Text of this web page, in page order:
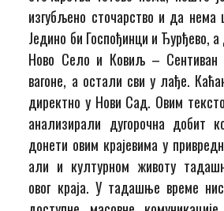
изгубљено сточарство и да
Једино би Госпођинци и Ђурђево,
Ново Село и Ковиљ – Сентиван
вагоне, а остали сви у лађе.
директно у Нови Сад. Овим
анализирали дугорочна добит
донети овим крајевима у
али и културном животу
овог краја. У тадашње време